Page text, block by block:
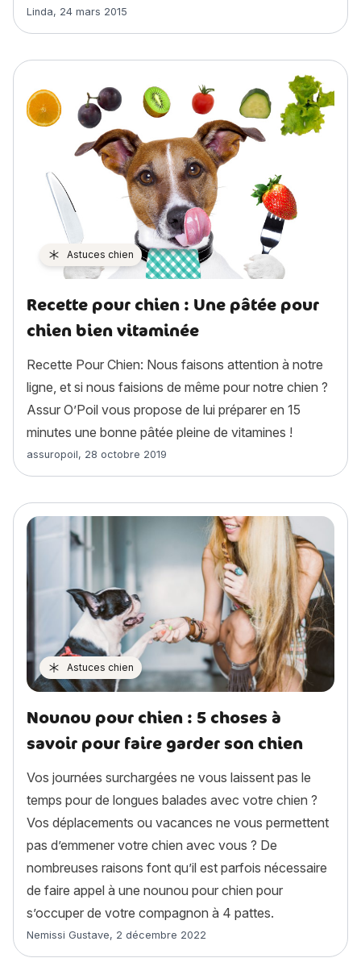
Article rédigé par
Linda, 24 mars 2015
Astuces chien
Recette pour chien : Une pâtée pour
chien bien vitaminée
Recette Pour Chien: Nous faisons attention à notre
ligne, et si nous faisions de même pour notre chien ?
Assur O’Poil vous propose de lui préparer en 15
minutes une bonne pâtée pleine de vitamines !
Article rédigé par
assuropoil, 28 octobre 2019
Astuces chien
Nounou pour chien : 5 choses à
savoir pour faire garder son chien
Vos journées surchargées ne vous laissent pas le
temps pour de longues balades avec votre chien ?
Vos déplacements ou vacances ne vous permettent
pas d’emmener votre chien avec vous ? De
nombreuses raisons font qu’il est parfois nécessaire
de faire appel à une nounou pour chien pour
s’occuper de votre compagnon à 4 pattes.
Article rédigé par
Nemissi Gustave, 2 décembre 2022